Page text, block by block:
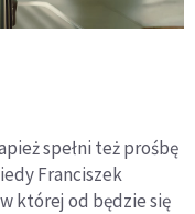
spełni też prośbę
Franciszek
której od będzie się